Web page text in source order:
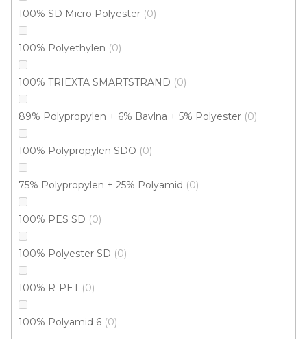
100% SD Micro Polyester 0
100% Polyethylen 0
100% TRIEXTA SMARTSTRAND 0
89% Polypropylen + 6% Bavlna + 5% Polyester 0
100% Polypropylen SDO 0
75% Polypropylen + 25% Polyamid 0
100% PES SD 0
100% Polyester SD 0
100% R-PET 0
100% Polyamid 6 0
Koberec metráž SPRING /filc 6480
328 Kč/ m2
333 Kč
4 m